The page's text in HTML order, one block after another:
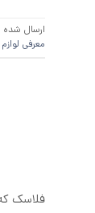
ارسال شده
معرفی لوازم
فلاسک